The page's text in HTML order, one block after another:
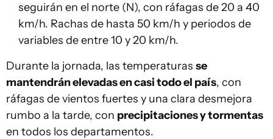
seguirán en el norte (N), con ráfagas de 20 a 40
km/h. Rachas de hasta 50 km/h y periodos de
variables de entre 10 y 20 km/h.
Durante la jornada, las temperaturas se
mantendrán elevadas en casi todo el país, con
ráfagas de vientos fuertes y una clara desmejora
rumbo a la tarde, con precipitaciones y tormentas
en todos los departamentos.